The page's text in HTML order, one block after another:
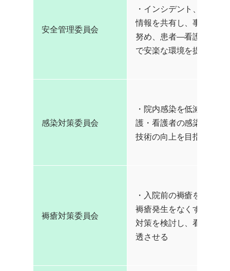
安全管理委員会
・インシデント、アクシ
情報を共有し、事故の再
努め、患者―看護・介護
で安楽な環境を提供する
感染対策委員会
・院内感染を低減させる
護・看護者の感染に対す
技術の向上を目指す
褥瘡対策委員会
・入院前の褥瘡を改善と
褥瘡発生をなくす為に、
対策を検討し、看護・介
透させる